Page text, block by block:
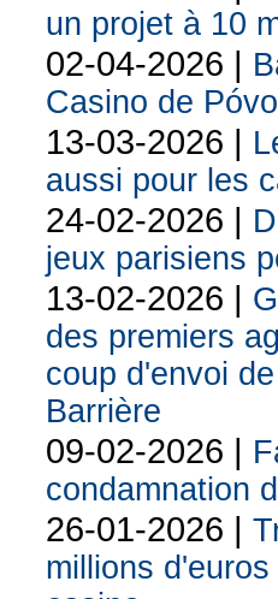
un projet à 10
02-04-2026 |
Casino de
13-03-2026 |
aussi pour les
24-02-2026 |
jeux parisiens
13-02-2026 |
des premiers
coup d'envoi
Barrière
09-02-2026 |
condamnation
26-01-2026 |
millions